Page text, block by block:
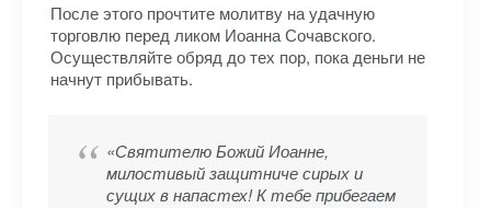
После этого прочтите молитву на удачную
торговлю перед ликом Иоанна Сочавского.
Осуществляйте обряд до тех пор, пока деньги не
начнут прибывать.
«Святителю Божий Иоанне,
милостивый защитниче сирых и
сущих в напастех! К тебе прибегаем